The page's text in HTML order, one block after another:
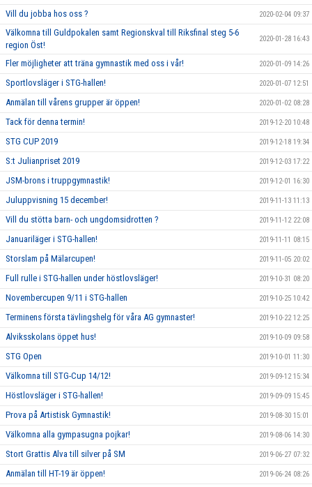
Vill du jobba hos oss ? 2020-02-04 09:37
Välkomna till Guldpokalen samt Regionskval till Riksfinal steg 5-6
region Öst!
2020-01-28 16:43
Fler möjligheter att träna gymnastik med oss i vår! 2020-01-09 14:26
Sportlovsläger i STG-hallen! 2020-01-07 12:51
Anmälan till vårens grupper är öppen! 2020-01-02 08:28
Tack för denna termin! 2019-12-20 10:48
STG CUP 2019 2019-12-18 19:34
S:t Julianpriset 2019 2019-12-03 17:22
JSM-brons i truppgymnastik! 2019-12-01 16:30
Juluppvisning 15 december! 2019-11-13 11:13
Vill du stötta barn- och ungdomsidrotten ? 2019-11-12 22:08
Januariläger i STG-hallen! 2019-11-11 08:15
Storslam på Mälarcupen! 2019-11-05 20:02
Full rulle i STG-hallen under höstlovsläger! 2019-10-31 08:20
Novembercupen 9/11 i STG-hallen 2019-10-25 10:42
Terminens första tävlingshelg för våra AG gymnaster! 2019-10-22 12:25
Alviksskolans öppet hus! 2019-10-09 09:58
STG Open 2019-10-01 11:30
Välkomna till STG-Cup 14/12! 2019-09-12 15:34
Höstlovsläger i STG-hallen! 2019-09-09 15:45
Prova på Artistisk Gymnastik! 2019-08-30 15:01
Välkomna alla gympasugna pojkar! 2019-08-06 14:30
Stort Grattis Alva till silver på SM 2019-06-27 07:32
Anmälan till HT-19 är öppen! 2019-06-24 08:26